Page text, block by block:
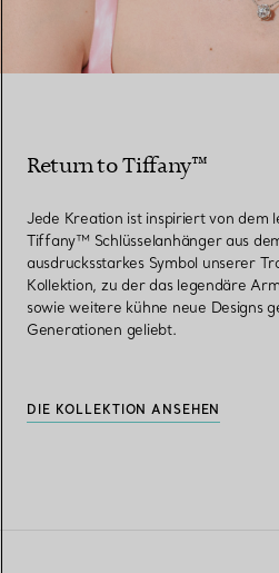
Return to Tiffany™
Jede Kreation ist inspiriert von dem
Tiffany™ Schlüsselanhänger aus
ausdrucksstarkes Symbol unserer
Kollektion, zu der das legendäre
sowie weitere kühne neue Designs
Generationen geliebt.
DIE KOLLEKTION ANSEHEN